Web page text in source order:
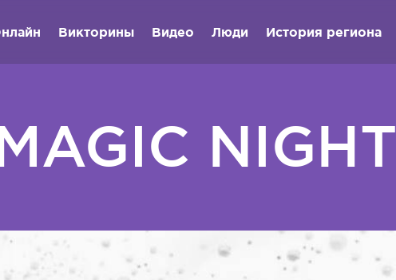
Викторины Видео Люди История региона
NIGHT